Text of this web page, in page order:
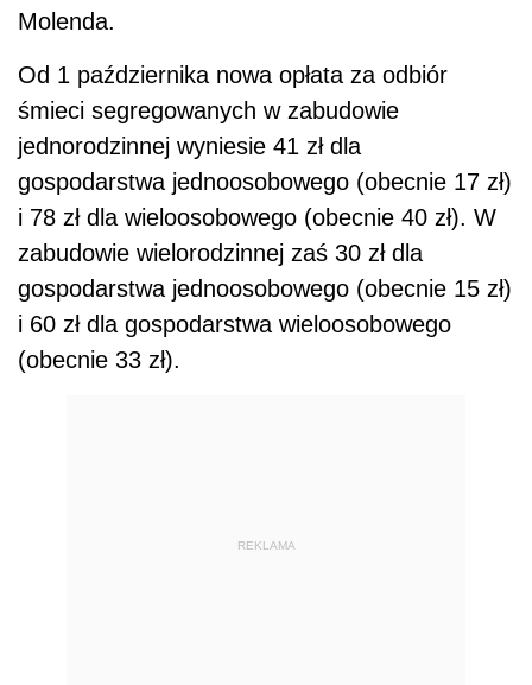
Molenda.
Od 1 października nowa opłata za odbiór
śmieci segregowanych w zabudowie
jednorodzinnej wyniesie 41 zł dla
gospodarstwa jednoosobowego (obecnie 17 zł)
i 78 zł dla wieloosobowego (obecnie 40 zł). W
zabudowie wielorodzinnej zaś 30 zł dla
gospodarstwa jednoosobowego (obecnie 15 zł)
i 60 zł dla gospodarstwa wieloosobowego
(obecnie 33 zł).
REKLAMA